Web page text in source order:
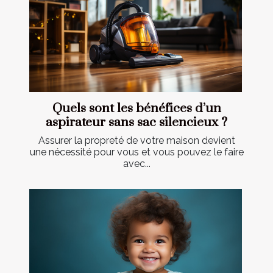
Quels sont les bénéfices d’un
aspirateur sans sac silencieux ?
Assurer la propreté de votre maison devient
une nécessité pour vous et vous pouvez le faire
avec...